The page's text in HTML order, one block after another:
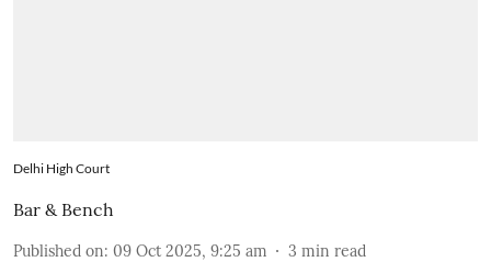
Delhi High Court
Bar & Bench
Published on: 09 Oct 2025, 9:25 am 3 min read